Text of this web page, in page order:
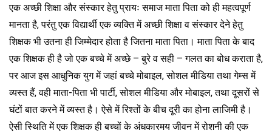
एक अच्छी शिक्षा और संस्कार हेतु प्रायः समाज माता पिता को ही महत्वपूर्ण
मानता है, परंतु एक विद्यार्थी एक व्यक्ति में अच्छी शिक्षा व संस्कार देने हेतु
शिक्षक भी उतना ही जिम्मेदार होता है जितना माता पिता। माता पिता के बाद
एक शिक्षक ही है जो एक बच्चे में अच्छे – बुरे व सही – गलत का बोध कराता है,
पर आज इस आधुनिक युग में जहां बच्चे मोबाइल, सोशल मीडिया तथा गेम्स में
व्यस्त हैं, वही माता-पिता भी पार्टी, सोशल मीडिया और मोबाइल, तथा दूसरों से
घंटों बात करने में व्यस्त है। ऐसे में रिश्तों के बीच दूरी का होना लाजिमी है।
ऐसी स्थिति में एक शिक्षक ही बच्चों के अंधकारमय जीवन में रोशनी की एक